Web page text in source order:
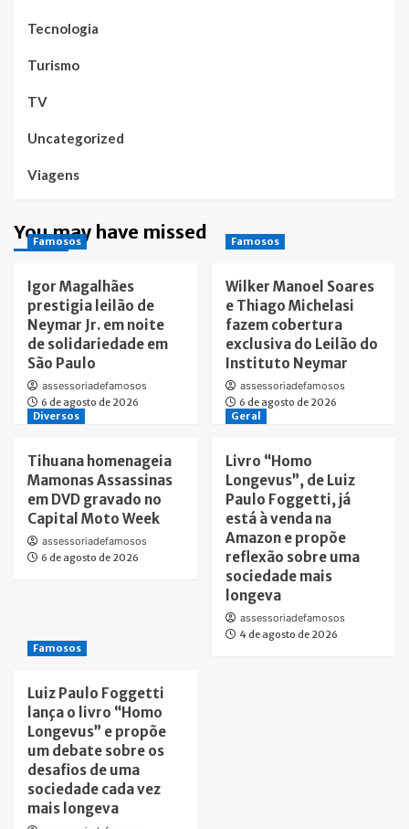
Tecnologia
Turismo
TV
Uncategorized
Viagens
You may have missed
Famosos
Igor Magalhães
prestigia leilão de
Neymar Jr. em noite
de solidariedade em
São Paulo
assessoriadefamosos
6 de agosto de 2026
Famosos
Wilker Manoel Soares
e Thiago Michelasi
fazem cobertura
exclusiva do Leilão do
Instituto Neymar
assessoriadefamosos
6 de agosto de 2026
Diversos
Tihuana homenageia
Mamonas Assassinas
em DVD gravado no
Capital Moto Week
assessoriadefamosos
6 de agosto de 2026
Geral
Livro “Homo
Longevus”, de Luiz
Paulo Foggetti, já
está à venda na
Amazon e propõe
reflexão sobre uma
sociedade mais
longeva
assessoriadefamosos
4 de agosto de 2026
Famosos
Luiz Paulo Foggetti
lança o livro “Homo
Longevus” e propõe
um debate sobre os
desafios de uma
sociedade cada vez
mais longeva